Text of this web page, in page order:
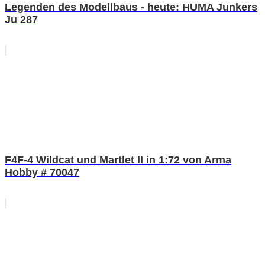
Legenden des Modellbaus - heute: HUMA Junkers
Ju 287
F4F-4 Wildcat und Martlet II in 1:72 von Arma
Hobby # 70047